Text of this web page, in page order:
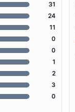
31
24
11
0
0
1
2
3
0